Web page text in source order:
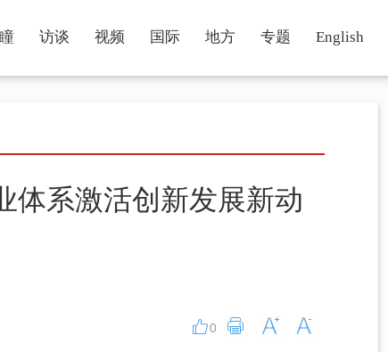
访谈 视频 国际 地方 专题 English
体系激活创新发展新动
0